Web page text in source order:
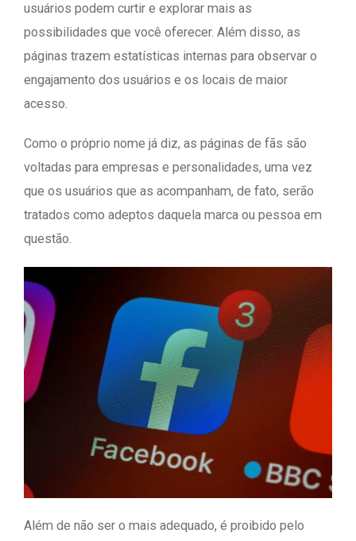
usuários podem curtir e explorar mais as
possibilidades que você oferecer. Além disso, as
páginas trazem estatísticas internas para observar o
engajamento dos usuários e os locais de maior
acesso.
Como o próprio nome já diz, as páginas de fãs são
voltadas para empresas e personalidades, uma vez
que os usuários que as acompanham, de fato, serão
tratados como adeptos daquela marca ou pessoa em
questão.
Além de não ser o mais adequado, é proibido pelo